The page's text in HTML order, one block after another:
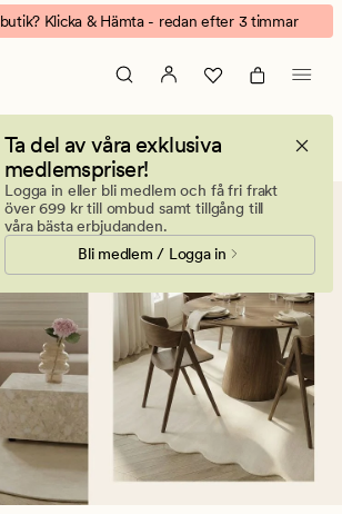
Klicka & Hämta - redan efter 3 timmar
Ta del av våra exklusiva
medlemspriser!
Logga in eller bli medlem och få fri frakt
över 699 kr till ombud samt tillgång till
våra bästa erbjudanden.
Bli medlem / Logga in